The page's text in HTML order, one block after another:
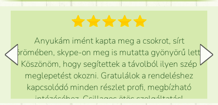
Anyukám imént kapta meg a csokrot, sírt
örömében, skype-on meg is mutatta gyönyörű lett.
Köszönöm, hogy segítettek a távolból ilyen szép
meglepetést okozni. Gratulálok a rendeléshez
kapcsolódó minden részlet profi, megbízható
intézéséhez. Csillagos ötös szolgáltatás!